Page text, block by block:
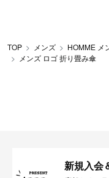
TOP メンズ HOMME メ
メンズ ロゴ 折り畳み傘
新規入会